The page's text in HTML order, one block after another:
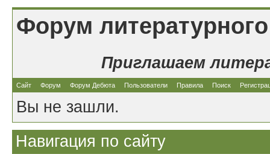
Форум
Приглашаем
Сайт Форум Форум Дебюта Пользователи Правила Поиск
Вы не зашли.
Навигация по сайту